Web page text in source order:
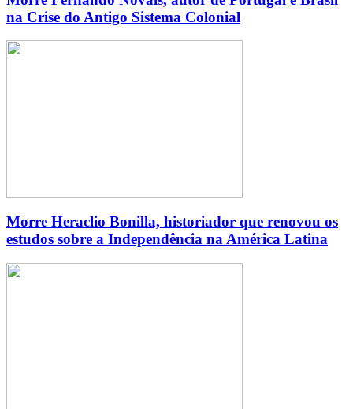
na Crise do Antigo Sistema Colonial
Morre Heraclio Bonilla, historiador que renovou os
estudos sobre a Independência na América Latina